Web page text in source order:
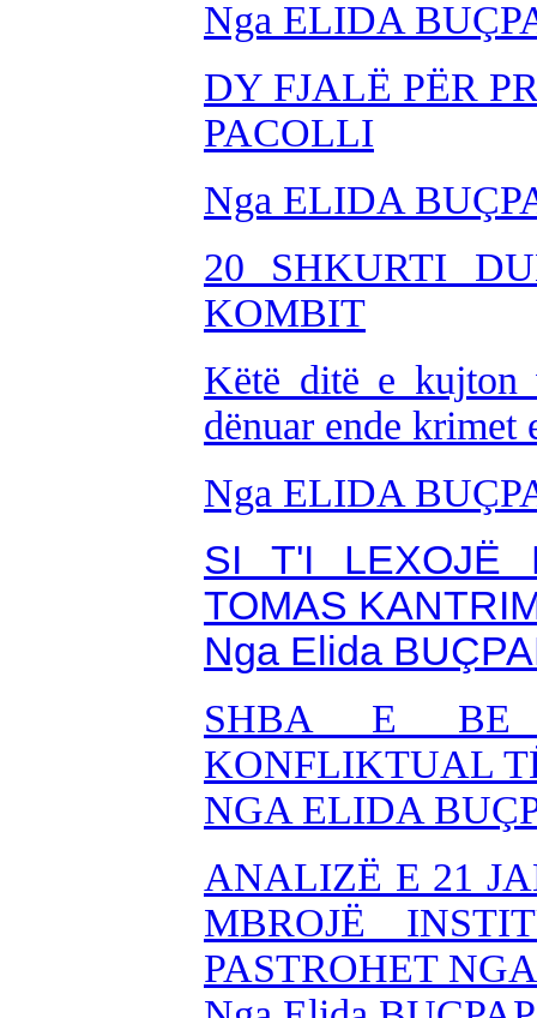
Nga ELIDA
DY FJALË PËR
PACOLLI
Nga ELIDA
20 SHKURTI
KOMBIT
Këtë ditë e kujton
dënuar ende krimet
Nga ELIDA
SI T'I LEXOJË
TOMAS
Nga Elida
SHBA E BE
KONFLIKTUAL
NGA ELIDA
ANALIZË E 21
MBROJË
PASTROHET